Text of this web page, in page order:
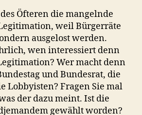
Öfteren die mangelnde
weil Bürgerräte
ausgelost werden.
wen interessiert denn
Wer macht denn
und Bundesrat, die
Lobbyisten? Fragen Sie mal
der dazu meint. Ist die
gewählt worden?